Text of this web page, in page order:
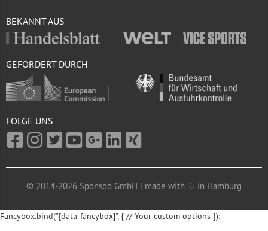
BEKANNT AUS
GEFÖRDERT DURCH
FOLGE UNS
© 2014-2026 Sponsoo GmbH | made with ♡ in Hamburg
Fancybox.bind("[data-fancybox]", { // Your custom options });